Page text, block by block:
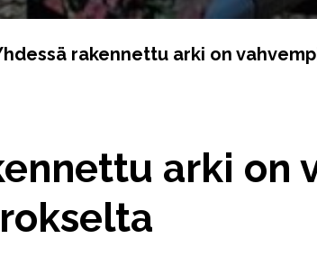
rakennettu arki on
arki on